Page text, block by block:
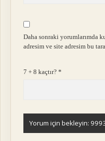
Daha sonraki yorumlarımda
adresim ve site adresim bu
7 + 8 kaçtır?*